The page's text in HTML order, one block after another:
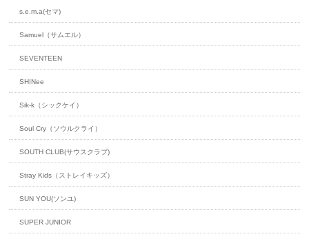
s.e.m.a(セマ)
Samuel（サムエル）
SEVENTEEN
SHINee
Sik-k（シックケイ）
Soul Cry（ソウルクライ）
SOUTH CLUB(サウスクラブ)
Stray Kids（ストレイキッズ）
SUN YOU(ソンユ)
SUPER JUNIOR